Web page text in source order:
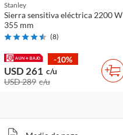
Stanley
Sierra sensitiva eléctrica 2200 W
355 mm
(8)
-10%
USD 261 c/u
USD 289 c/u